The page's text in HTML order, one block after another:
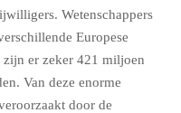
Wetenschappers
Europese
er zeker 421 miljoen
Van deze enorme
door de